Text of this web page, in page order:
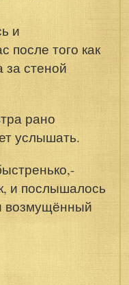
и
после того как
за стеной
рано
услышать.
и послышалось
возмущённый